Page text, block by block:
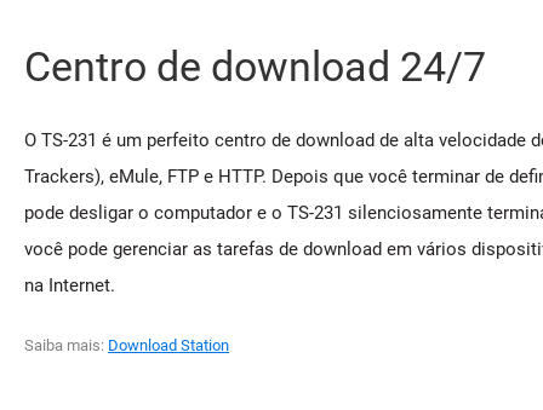
Centro de download 24/7
O TS-231 é um perfeito centro de download de alta velocidade
Trackers), eMule, FTP e HTTP. Depois que você terminar de
pode desligar o computador e o TS-231 silenciosamente
você pode gerenciar as tarefas de download em vários
na Internet.
Saiba mais: Download Station